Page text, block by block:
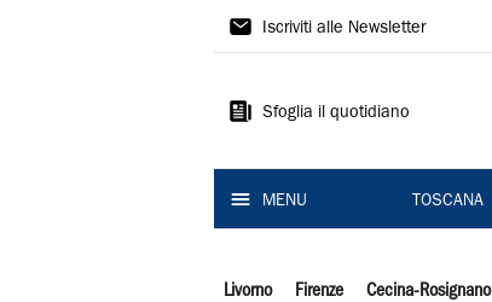
Il
Iscriviti alle Newsletter
Sfoglia il quotidiano
MENU TOSCANA
Livorno Firenze Cecina-Rosignano